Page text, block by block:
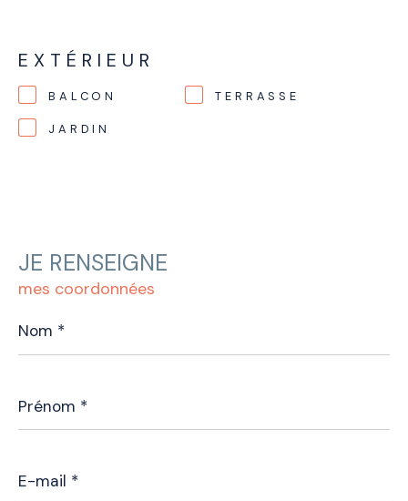
EXTÉRIEUR
BALCON TERRASSE
JARDIN
JE RENSEIGNE
mes coordonnées
*
*
mail
*